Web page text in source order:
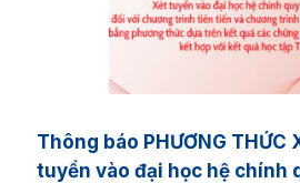
Thông báo PHƯƠNG THỨC
tuyển vào đại học hệ chính